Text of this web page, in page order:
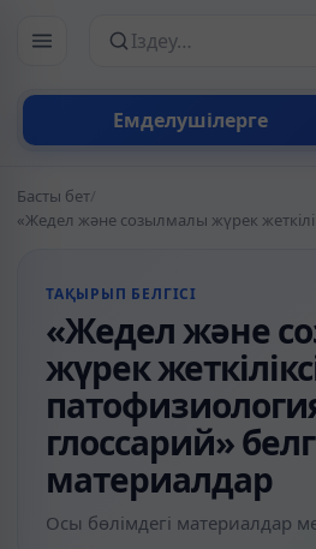
Емделушілерге
Сайттан іздеу
Басты бет/
ТАҚЫРЫП БЕЛГІСІ
«Жедел және
жүрек
глоссарий»
материалдар
Осы бөлімдегі материалдар